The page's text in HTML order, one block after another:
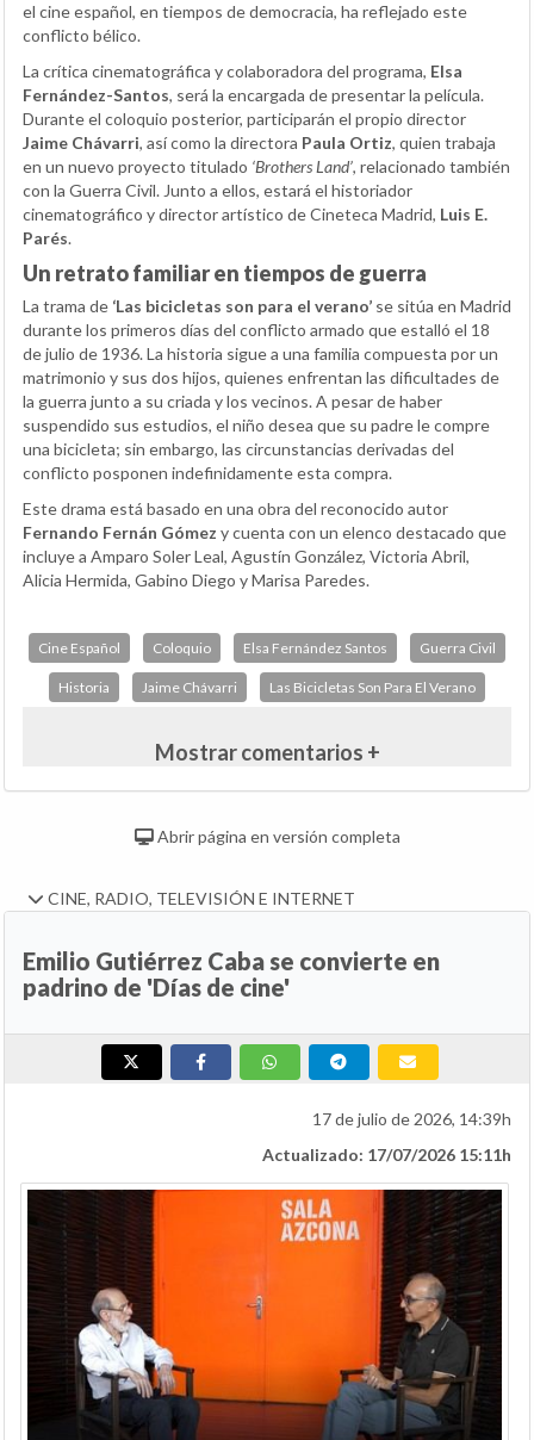
el cine español, en tiempos de democracia, ha reflejado este
conflicto bélico.
La crítica cinematográfica y colaboradora del programa, Elsa
Fernández-Santos, será la encargada de presentar la película.
Durante el coloquio posterior, participarán el propio director
Jaime Chávarri, así como la directora Paula Ortiz, quien trabaja
en un nuevo proyecto titulado ‘Brothers Land’, relacionado también
con la Guerra Civil. Junto a ellos, estará el historiador
cinematográfico y director artístico de Cineteca Madrid, Luis E.
Parés.
Un retrato familiar en tiempos de guerra
La trama de ‘Las bicicletas son para el verano’ se sitúa en Madrid
durante los primeros días del conflicto armado que estalló el 18
de julio de 1936. La historia sigue a una familia compuesta por un
matrimonio y sus dos hijos, quienes enfrentan las dificultades de
la guerra junto a su criada y los vecinos. A pesar de haber
suspendido sus estudios, el niño desea que su padre le compre
una bicicleta; sin embargo, las circunstancias derivadas del
conflicto posponen indefinidamente esta compra.
Este drama está basado en una obra del reconocido autor
Fernando Fernán Gómez y cuenta con un elenco destacado que
incluye a Amparo Soler Leal, Agustín González, Victoria Abril,
Alicia Hermida, Gabino Diego y Marisa Paredes.
Cine Español Coloquio Elsa Fernández Santos Guerra Civil
Historia Jaime Chávarri Las Bicicletas Son Para El Verano
Mostrar comentarios +
Abrir página en versión completa
CINE, RADIO, TELEVISIÓN E INTERNET
Emilio Gutiérrez Caba se convierte en
padrino de 'Días de cine'
17 de julio de 2026, 14:39h
Actualizado: 17/07/2026 15:11h